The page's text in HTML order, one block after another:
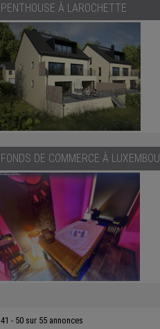
PENTHOUSE À LAROCHETTE
FONDS DE COMMERCE À
41 - 50 sur 55 annonces